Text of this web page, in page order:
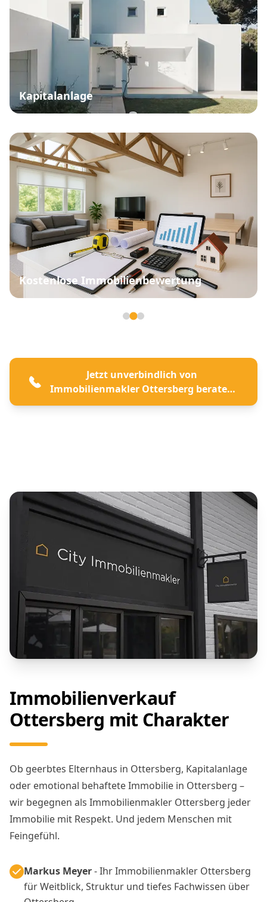
Kapitalanlage
Kostenlose Immobilienbewertung
Jetzt unverbindlich von
Immobilienmakler Ottersberg beraten
lassen
Immobilienverkauf
Ottersberg mit Charakter
Ob geerbtes Elternhaus in Ottersberg, Kapitalanlage
oder emotional behaftete Immobilie in Ottersberg –
wir begegnen als Immobilienmakler Ottersberg jeder
Immobilie mit Respekt. Und jedem Menschen mit
Feingefühl.
Markus Meyer- Ihr Immobilienmakler Ottersberg
für Weitblick, Struktur und tiefes Fachwissen über